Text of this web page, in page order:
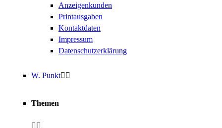
Anzeigenkunden
Printausgaben
Kontaktdaten
Impressum
Datenschutzerklärung
W. Punkt
Themen